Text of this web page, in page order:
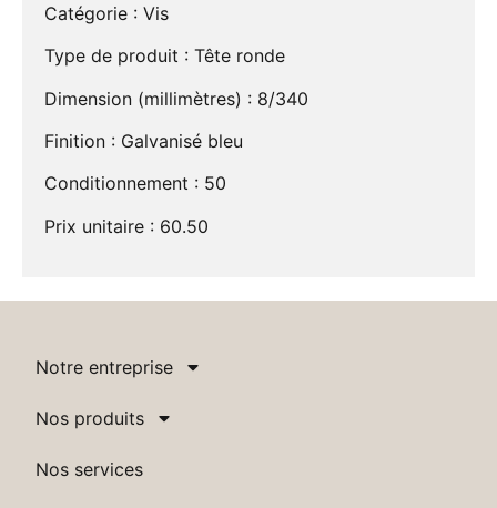
Catégorie : Vis
Type de produit : Tête ronde
Dimension (millimètres) : 8/340
Finition : Galvanisé bleu
Conditionnement : 50
Prix unitaire : 60.50
Notre entreprise
Nos produits
Nos services